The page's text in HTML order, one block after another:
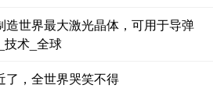
造世界最大激光晶体，可用于导弹
技术_全球
了，全世界哭笑不得